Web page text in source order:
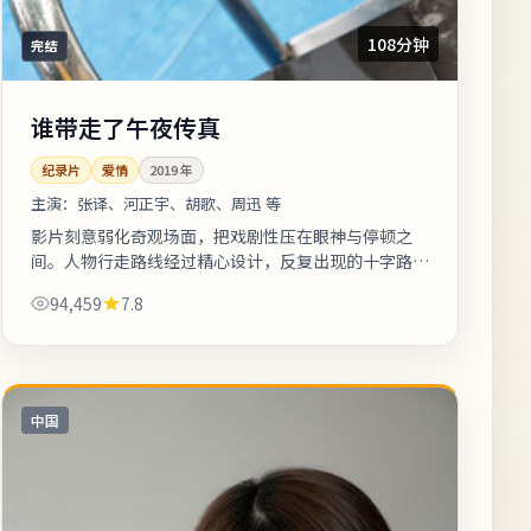
完结 108分钟
谁带走了午夜传真
纪录片 爱情 2019年
主演： 张译、河正宇、胡歌、周迅 等
影片刻意弱化奇观场面，把戏剧性压在眼神与停顿之
间。人物行走路线经过精心设计，反复出现的十字路口
机可信的作品，值得安静看完。《谁带...
94,459 7.8
中国